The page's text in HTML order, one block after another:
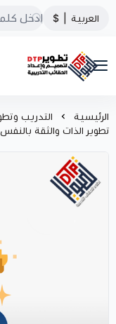
العربية $
تطوير الحقائب
الرئيسية التدريب
تطوير الذات والثقة بالنفس